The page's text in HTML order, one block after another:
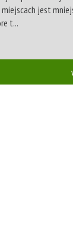
jest
t...